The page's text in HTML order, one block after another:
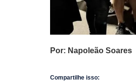
Por: Napoleão Soares
Compartilhe isso: